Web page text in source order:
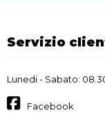
Servizio
Lunedi - Sabato:
Facebook